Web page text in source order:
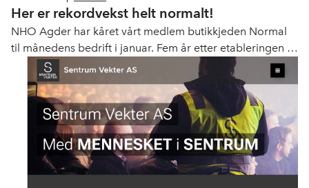
Her er rekordvekst helt normalt!
NHO Agder har kåret vårt medlem butikkjeden Normal
til månedens bedrift i januar. Fem år etter etableringen i
Norge har butikkjeden nå 132 butikker i Norge. Det betyr
at den norske virksomheten nå har passert Danmark, der
kjeden ble startet, i antall butikker.